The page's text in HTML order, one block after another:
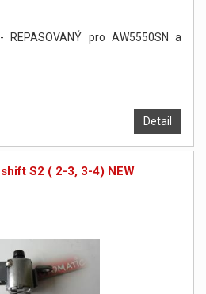
pro AW5550SN a
Detail
S2 ( 2-3, 3-4) NEW